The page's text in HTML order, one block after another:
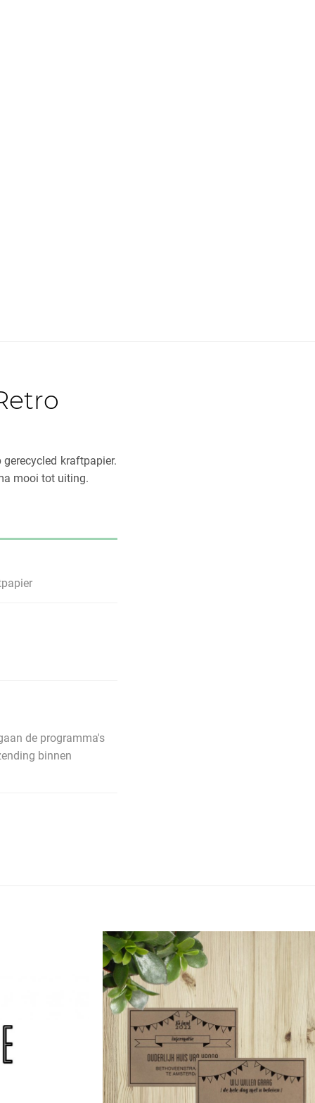
kraftpapier.
mooi tot uiting.
de programma's
binnen